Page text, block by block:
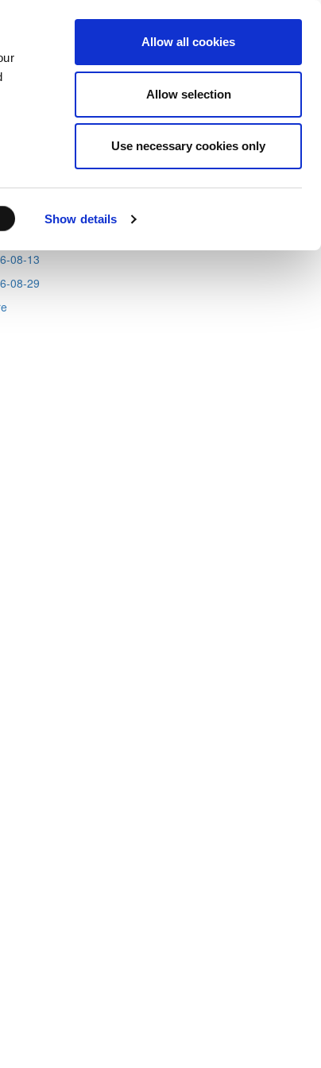
Show details
Allow all cookies
Allow selection
Use necessary cookies only
Next
Tweets by CyprusFA
08-06
08-11
08-12
08-13
08-29